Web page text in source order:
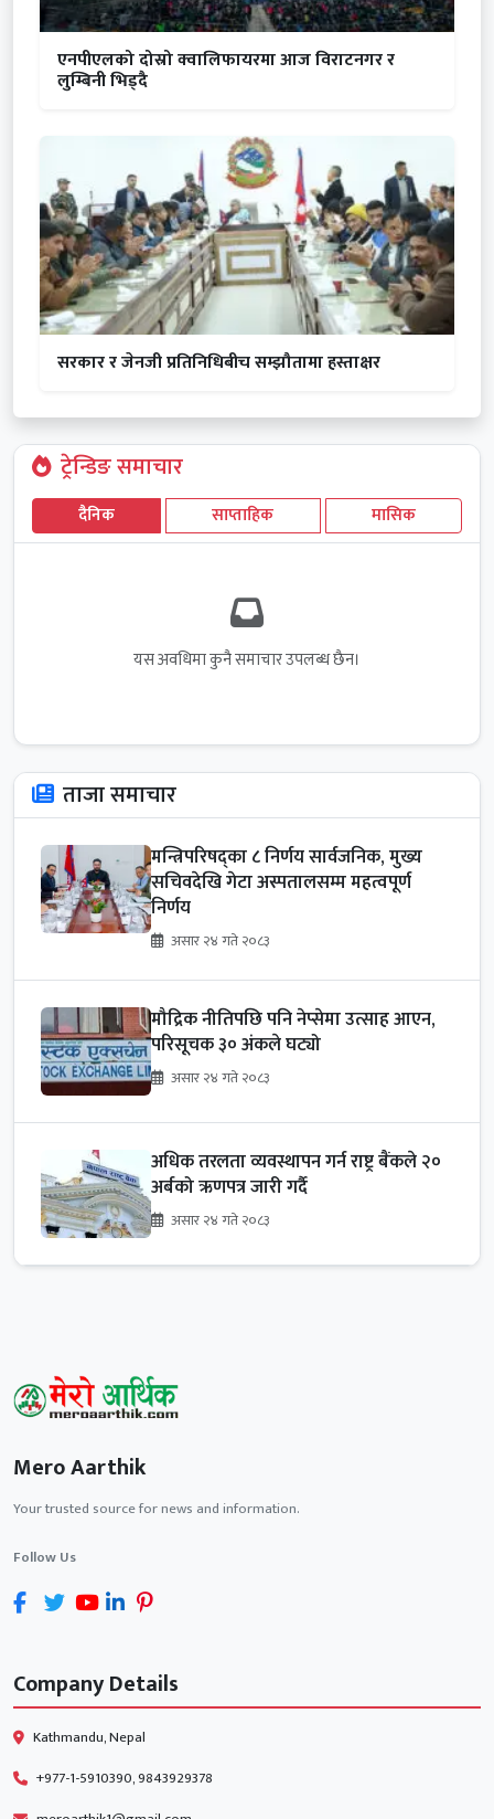
एनपीएलको दोस्रो क्वालिफायरमा आज विराटनगर र
लुम्बिनी भिड्दै
सरकार र जेनजी प्रतिनिधिबीच सम्झौतामा हस्ताक्षर
ट्रेन्डिङ समाचार
दैनिक साप्ताहिक मासिक
यस अवधिमा कुनै समाचार उपलब्ध छैन।
ताजा समाचार
मन्त्रिपरिषद्का ८ निर्णय सार्वजनिक, मुख्य
सचिवदेखि गेटा अस्पतालसम्म महत्वपूर्ण
निर्णय
असार २४ गते २०८३
मौद्रिक नीतिपछि पनि नेप्सेमा उत्साह आएन,
परिसूचक ३० अंकले घट्यो
असार २४ गते २०८३
अधिक तरलता व्यवस्थापन गर्न राष्ट्र बैंकले २०
अर्बको ऋणपत्र जारी गर्दै
असार २४ गते २०८३
Mero Aarthik
Your trusted source for news and information.
Follow Us
Company Details
Kathmandu, Nepal
+977-1-5910390, 9843929378